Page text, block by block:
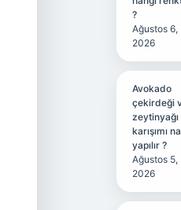
?
Ağustos 6,
2026
Avokado
çekirdeği
zeytinyağı
karışımı
yapılır ?
Ağustos 5,
2026